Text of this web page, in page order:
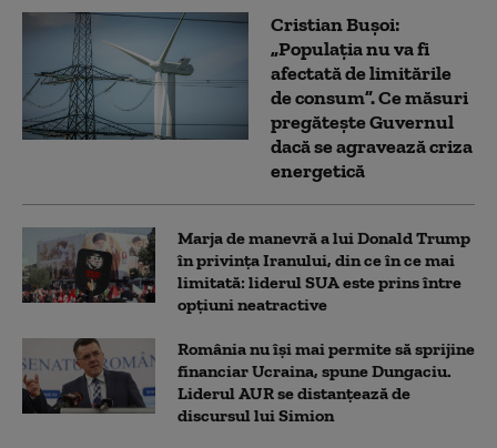
Cristian Bușoi:
„Populația nu va fi
afectată de limitările
de consum”. Ce măsuri
pregătește Guvernul
dacă se agravează criza
energetică
Marja de manevră a lui Donald Trump
în privința Iranului, din ce în ce mai
limitată: liderul SUA este prins între
opțiuni neatractive
România nu își mai permite să sprijine
financiar Ucraina, spune Dungaciu.
Liderul AUR se distanțează de
discursul lui Simion